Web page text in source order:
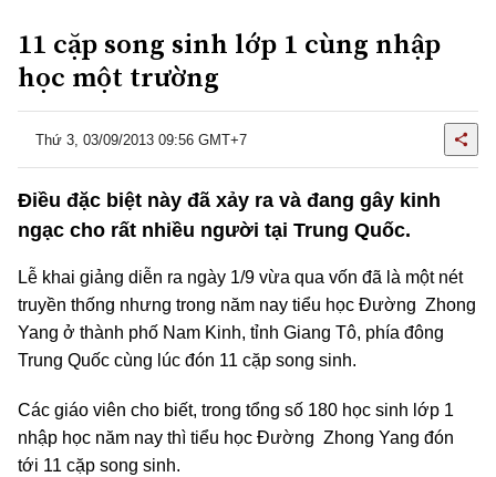
11 cặp song sinh lớp 1 cùng nhập
học một trường
Thứ 3, 03/09/2013 09:56 GMT+7
Điều đặc biệt này đã xảy ra và đang gây kinh
ngạc cho rất nhiều người tại Trung Quốc.
Lễ khai giảng diễn ra ngày 1/9 vừa qua vốn đã là một nét
truyền thống nhưng trong năm nay tiểu học Đường Zhong
Yang ở thành phố Nam Kinh, tỉnh Giang Tô, phía đông
Trung Quốc cùng lúc đón 11 cặp song sinh.
Các giáo viên cho biết, trong tổng số 180 học sinh lớp 1
nhập học năm nay thì tiểu học Đường Zhong Yang đón
tới 11 cặp song sinh.